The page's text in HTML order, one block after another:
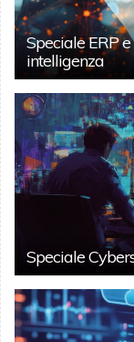
Speciale ERP
intelligenza
Speciale